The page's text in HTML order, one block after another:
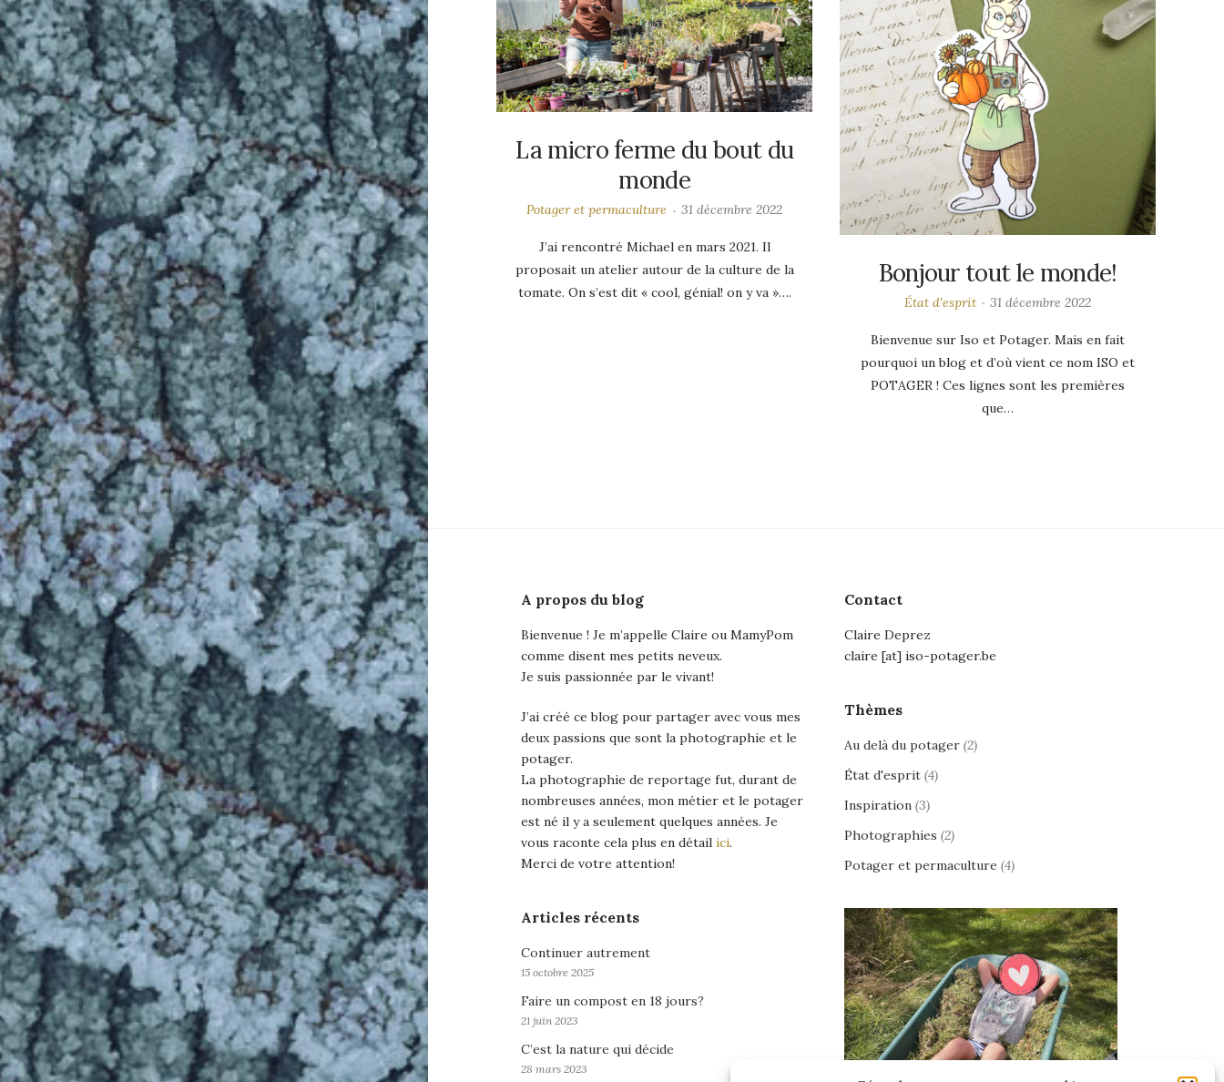
La micro ferme du bout du
monde
Potager et permaculture 31 décembre 2022
J’ai rencontré Michael en mars 2021. Il
proposait un atelier autour de la culture de la
tomate. On s’est dit « cool, génial! on y va »….
Bonjour tout le monde!
État d'esprit 31 décembre 2022
Bienvenue sur Iso et Potager. Mais en fait
pourquoi un blog et d’où vient ce nom ISO et
POTAGER ! Ces lignes sont les premières
que…
A propos du blog
Bienvenue ! Je m’appelle Claire ou MamyPom
comme disent mes petits neveux.
Je suis passionnée par le vivant!
J’ai créé ce blog pour partager avec vous mes
deux passions que sont la photographie et le
potager.
La photographie de reportage fut, durant de
nombreuses années, mon métier et le potager
est né il y a seulement quelques années. Je
vous raconte cela plus en détailici.
Merci de votre attention!
Articles récents
Continuer autrement
15 octobre 2025
Faire un compost en 18 jours?
21 juin 2023
C’est la nature qui décide
28 mars 2023
Contact
Claire Deprez
claire [at] iso-potager.be
Thèmes
Au delà du potager (2)
État d'esprit (4)
Inspiration (3)
Photographies (2)
Potager et permaculture (4)